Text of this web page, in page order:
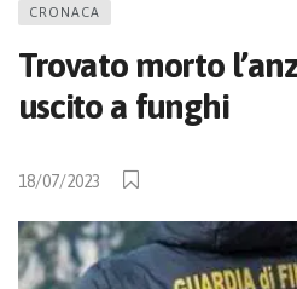
CRONACA
Trovato morto
uscito a funghi
18/07/2023